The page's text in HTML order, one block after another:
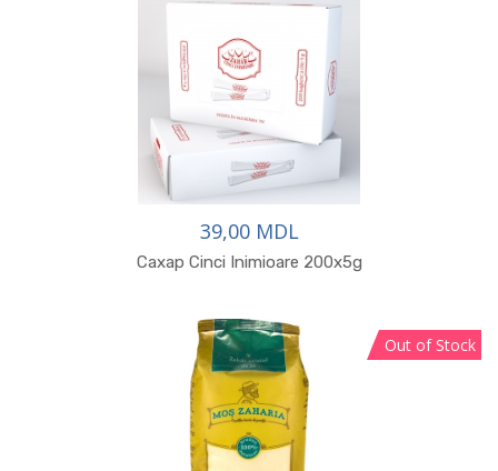
39,00 MDL
Сахар Cinci Inimioare 200x5g
Out of Stock